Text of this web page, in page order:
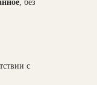
, без
с